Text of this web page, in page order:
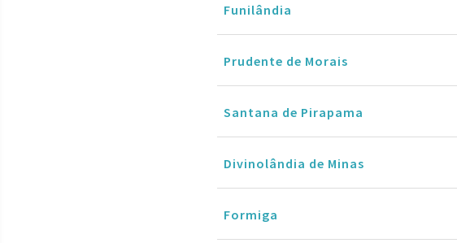
Funilândia
Prudente de Morais
Santana de Pirapama
Divinolândia de Minas
Formiga